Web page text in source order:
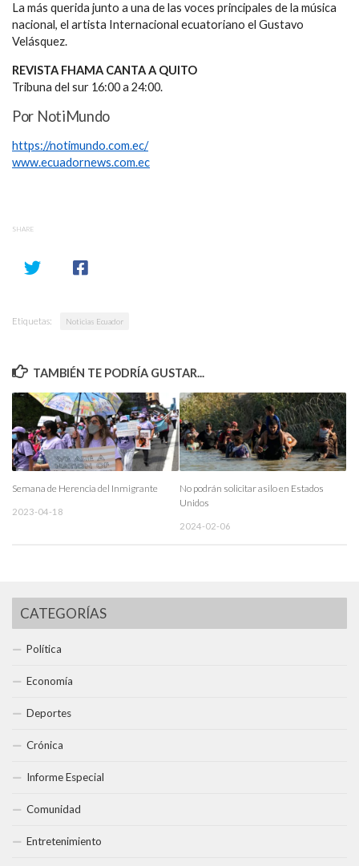
La más querida junto a una de las voces principales de la música
nacional, el artista Internacional ecuatoriano el Gustavo
Velásquez.
REVISTA FHAMA CANTA A QUITO
Tribuna del sur 16:00 a 24:00.
Por NotiMundo
https://notimundo.com.ec/
www.ecuadornews.com.ec
SHARE
Etiquetas: Noticias Ecuador
TAMBIÉN TE PODRÍA GUSTAR...
Semana de Herencia del Inmigrante
2023-04-18
No podrán solicitar asilo en Estados
Unidos
2024-02-06
CATEGORÍAS
Política
Economía
Deportes
Crónica
Informe Especial
Comunidad
Entretenimiento